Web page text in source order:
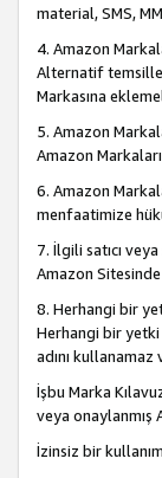
material, SMS,
4. Amazon
Alternatif
Markasına
5. Amazon
Amazon
6. Amazon
menfaatimize
7. İlgili satıcı
Amazon
8. Herhangi bir
Herhangi bir yetki
adını kullanamaz
İşbu Marka
veya onaylanmış
İzinsiz bir